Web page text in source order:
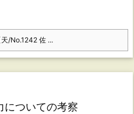
天/No.1242 佐 ...
についての考察